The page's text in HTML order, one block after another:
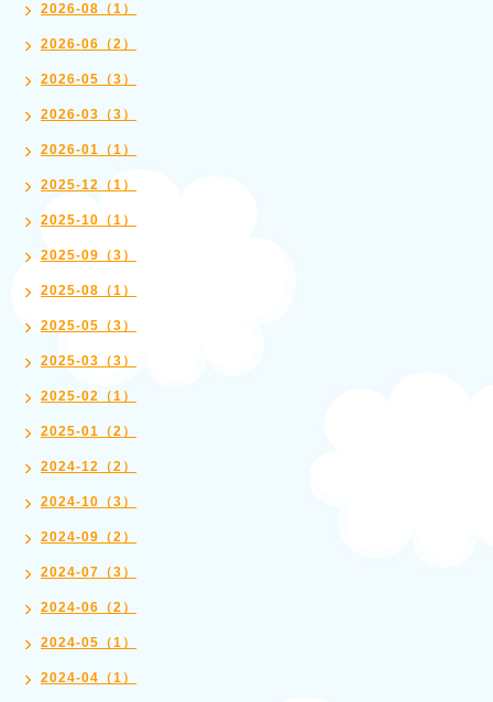
2026-08（1）
2026-06（2）
2026-05（3）
2026-03（3）
2026-01（1）
2025-12（1）
2025-10（1）
2025-09（3）
2025-08（1）
2025-05（3）
2025-03（3）
2025-02（1）
2025-01（2）
2024-12（2）
2024-10（3）
2024-09（2）
2024-07（3）
2024-06（2）
2024-05（1）
2024-04（1）